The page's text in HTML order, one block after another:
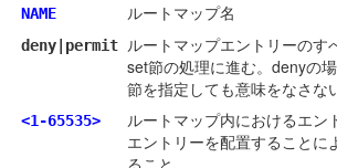
NAME ルートマップ名
deny|permit ルートマップエントリーの
set節の処理に進む。denyの
節を指定しても意味をなさな
<1-65535>
ルートマップ内におけるエ
エントリーを配置すること